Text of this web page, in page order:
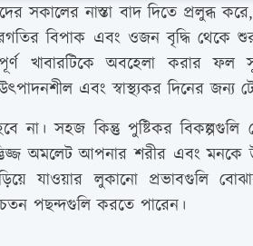
সকালের নাস্তা বাদ দিতে প্রলুব্ধ
বিপাক এবং ওজন বৃদ্ধি থেকে
খাবারটিকে অবহেলা করার ফল
এবং স্বাস্থ্যকর দিনের জন্য
না। সহজ কিন্তু পুষ্টিকর
অমলেট আপনার শরীর এবং মনকে
যাওয়ার লুকানো প্রভাবগুলি
পছন্দগুলি করতে পারেন।